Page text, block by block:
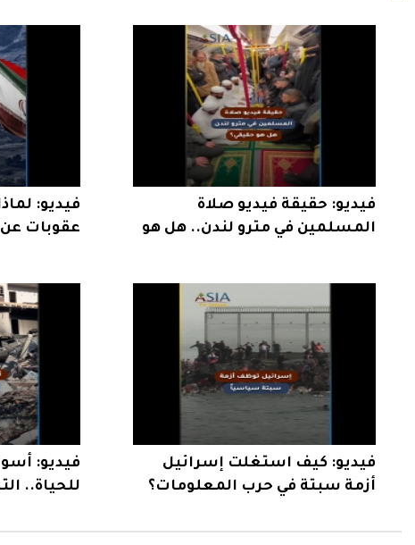
فيديو: حقيقة فيديو صلاة
المسلمين في مترو لندن.. هل هو
فيديو:
عقوبات عن
فيديو: كيف استغلت إسرائيل
أزمة سبتة في حرب المعلومات؟
فيديو:
للحياة..